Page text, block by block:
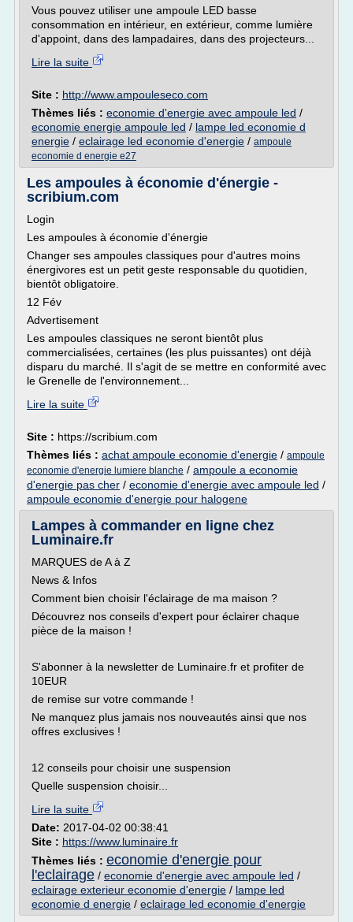
Vous pouvez utiliser une ampoule LED basse
consommation en intérieur, en extérieur, comme lumière
d'appoint, dans des lampadaires, dans des projecteurs...
Lire la suite
Site : http://www.ampouleseco.com
Thèmes liés : economie d'energie avec ampoule led /
economie energie ampoule led / lampe led economie d
energie / eclairage led economie d'energie / ampoule
economie d energie e27
Les ampoules à économie d'énergie -
scribium.com
Login
Les ampoules à économie d'énergie
Changer ses ampoules classiques pour d'autres moins
énergivores est un petit geste responsable du quotidien,
bientôt obligatoire.
12 Fév
Advertisement
Les ampoules classiques ne seront bientôt plus
commercialisées, certaines (les plus puissantes) ont déjà
disparu du marché. Il s'agit de se mettre en conformité avec
le Grenelle de l'environnement...
Lire la suite
Site : https://scribium.com
Thèmes liés : achat ampoule economie d'energie / ampoule
economie d'energie lumiere blanche / ampoule a economie
d'energie pas cher / economie d'energie avec ampoule led /
ampoule economie d'energie pour halogene
Lampes à commander en ligne chez
Luminaire.fr
MARQUES de A à Z
News & Infos
Comment bien choisir l'éclairage de ma maison ?
Découvrez nos conseils d'expert pour éclairer chaque
pièce de la maison !
S'abonner à la newsletter de Luminaire.fr et profiter de
10EUR
de remise sur votre commande !
Ne manquez plus jamais nos nouveautés ainsi que nos
offres exclusives !
12 conseils pour choisir une suspension
Quelle suspension choisir...
Lire la suite
Date: 2017-04-02 00:38:41
Site : https://www.luminaire.fr
Thèmes liés : economie d'energie pour
l'eclairage / economie d'energie avec ampoule led /
eclairage exterieur economie d'energie / lampe led
economie d energie / eclairage led economie d'energie